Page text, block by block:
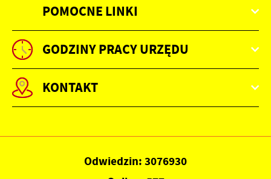
POMOCNE LINKI
GODZINY PRACY URZĘDU
KONTAKT
Odwiedzin: 3076930